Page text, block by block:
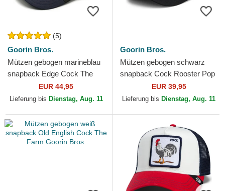
(5)
Goorin Bros.
Mützen gebogen marineblau
snapback Edge Cock The
Farm Goorin Bros.
EUR 44,95
Lieferung bis Dienstag, Aug. 11
Goorin Bros.
Mützen gebogen schwarz
snapback Cock Rooster Pop
Art 2 The Farm Goorin Bros.
EUR 39,95
Lieferung bis Dienstag, Aug. 11